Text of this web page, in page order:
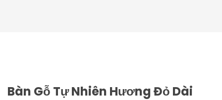
Bàn Gỗ Tự Nhiên Hương Đỏ Dài